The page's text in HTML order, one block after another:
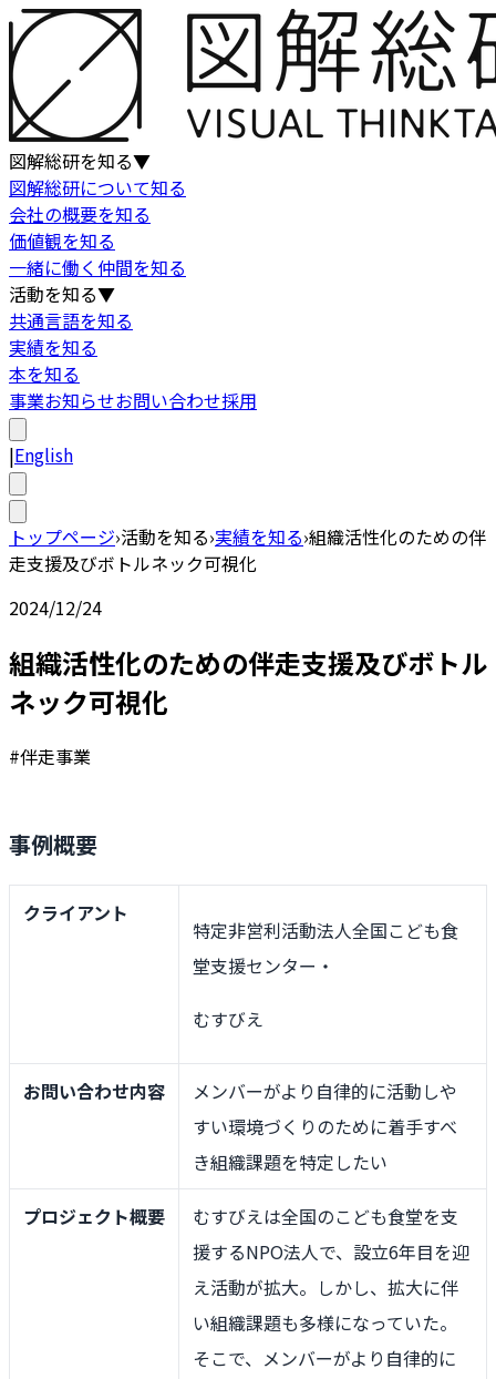
図解総研を知る▼
図解総研について知る
会社の概要を知る
価値観を知る
一緒に働く仲間を知る
活動を知る▼
共通言語を知る
実績を知る
本を知る
事業お知らせお問い合わせ採用
|English
トップページ›活動を知る›実績を知る›組織活性化のための伴
走支援及びボトルネック可視化
2024/12/24
組織活性化のための伴走支援及びボトル
ネック可視化
#伴走事業
事例概要
クライアント
特定非営利活動法人全国こども食
堂支援センター・
むすびえ
お問い合わせ内容
メンバーがより自律的に活動しや
すい環境づくりのために着手すべ
き組織課題を特定したい
プロジェクト概要
むすびえは全国のこども食堂を支
援するNPO法人で、設立6年目を迎
え活動が拡大。しかし、拡大に伴
い組織課題も多様になっていた。
そこで、メンバーがより自律的に